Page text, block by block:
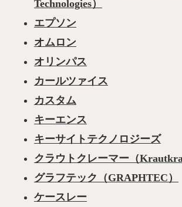
Technologies）
エプソン
オムロン
オリンパス
カールツァイス
カスタム
キーエンス
キーサイトテクノロジーズ
クラウトクレーマー（
グラフテック（GRAPHTEC）
ケースレー